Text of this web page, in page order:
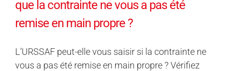
que la contrainte ne vous a pas été
remise en main propre ?
L’URSSAF peut-elle vous saisir si la contrainte ne
vous a pas été remise en main propre ? Vérifiez